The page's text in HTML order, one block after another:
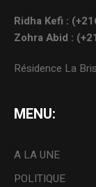
Ridha Kefi :
Zohra Abid :
Résidence La
MENU:
A LA UNE
POLITIQUE